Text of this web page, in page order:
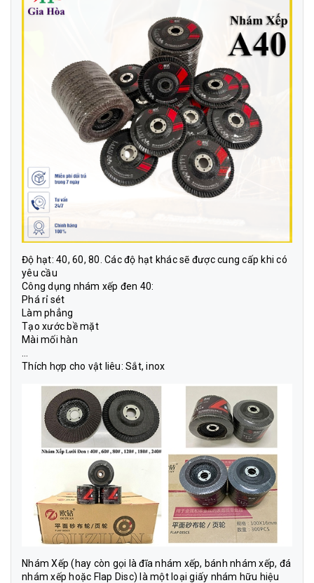
Độ hạt: 40, 60, 80. Các độ hạt khác sẽ được cung cấp khi có
yêu cầu
Công dụng nhám xếp đen 40:
Phá rỉ sét
Làm phẳng
Tạo xước bề mặt
Mài mối hàn
Thích hợp cho vật liêu: Sắt, inox
Nhám Xếp (hay còn gọi là đĩa nhám xếp, bánh nhám xếp, đá
nhám xếp hoặc Flap Disc) là một loại giấy nhám hữu hiệu